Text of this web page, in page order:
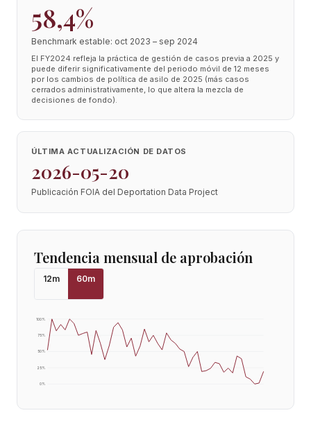
58,4%
Benchmark estable: oct 2023 – sep 2024
El FY2024 refleja la práctica de gestión de casos previa a 2025 y
puede diferir significativamente del periodo móvil de 12 meses
por los cambios de política de asilo de 2025 (más casos
cerrados administrativamente, lo que altera la mezcla de
decisiones de fondo).
ÚLTIMA ACTUALIZACIÓN DE DATOS
2026-05-20
Publicación FOIA del Deportation Data Project
Tendencia mensual de aprobación
12m 60m
0%
25%
50%
75%
100%